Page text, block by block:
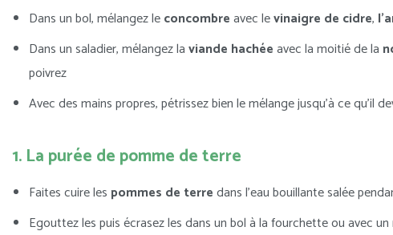
Dans un bol, mélangez leconcombreavec levinaigre de cidre,
Dans un saladier, mélangez laviande hachéeavec la moitié de la
poivrez
Avec des mains propres, pétrissez bien le mélange jusqu’à ce
1. La purée de pomme de terre
Faites cuire les pommes de terredans l’eau bouillante salée
Egouttez les puis écrasez les dans un bol à la fourchette ou avec